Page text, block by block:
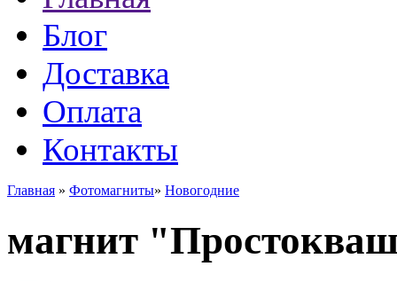
Блог
Доставка
Оплата
Контакты
Главная » Фотомагниты» Новогодние
магнит